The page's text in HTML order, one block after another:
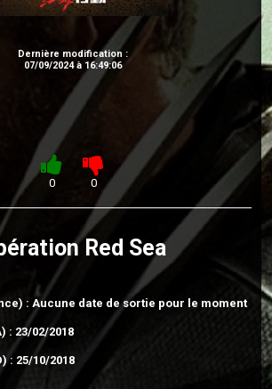
Dernière modification :
07/09/2024 à 16:49:06
0 0
Red Sea
: Aucune date de sortie pour le moment
: 23/02/2018
: 25/10/2018